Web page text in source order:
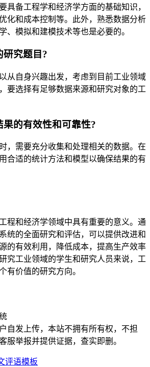
具备工程学和经济学方面的基础知识，
化和成本控制等。此外，熟悉数据分析
、模拟和建模技术等也是必要的。
研究题目?
从自身兴趣出发，考虑到目前工业领域
要选择有足够数据来源和研究对象的工
的有效性和可靠性?
，需要充分收集和处理相关的数据。在
合适的统计方法和模型以确保结果的有
程和经济学领域中具有重要的意义。通
统的全面研究和评估，可以提供改进和
的有效利用，降低成本，提高生产效率
究工业领域的学生和研究人员来说，工
有价值的研究方向。
自发上传，本站不拥有所有权，不担
服举报并提供证据，查实即删。
评语模板